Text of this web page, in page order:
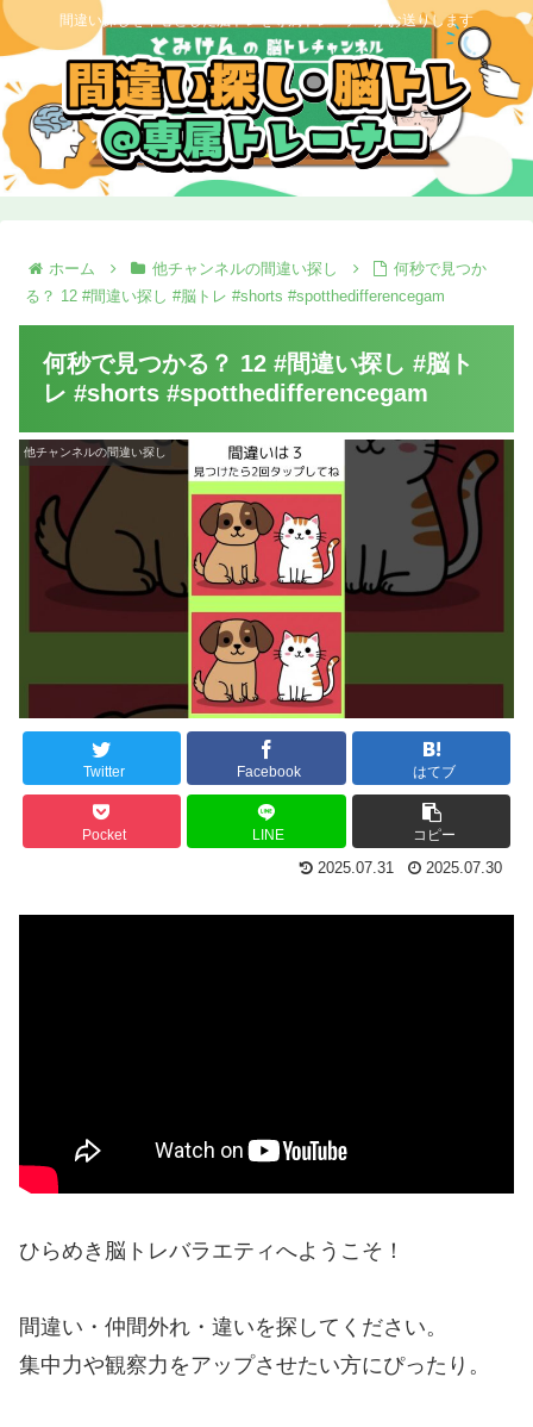
間違い探しを中心とした脳トレを専属トレーナーがお送りします
ホーム 他チャンネルの間違い探し
何秒で見つか
る？ 12 #間違い探し #脳トレ #shorts #spotthedifferencegam
何秒で見つかる？ 12 #間違い探し #脳ト
レ #shorts #spotthedifferencegam
他チャンネルの間違い探し
Twitter Facebook はてブ
Pocket LINE コピー
2025.07.31 2025.07.30
ひらめき脳トレバラエティへようこそ！
間違い・仲間外れ・違いを探してください。
集中力や観察力をアップさせたい方にぴったり。